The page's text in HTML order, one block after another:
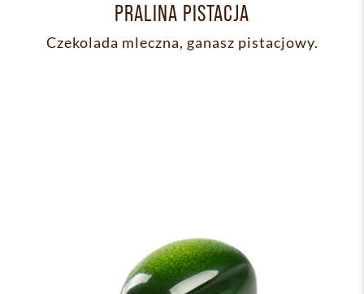
PRALINA PISTACJA
Czekolada mleczna, ganasz pistacjowy.